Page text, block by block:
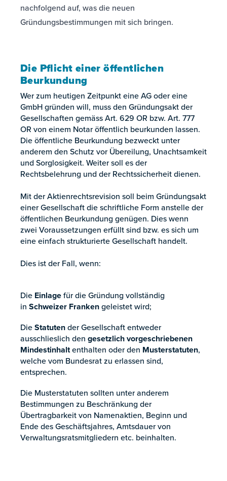
nachfolgend auf, was die neuen
Gründungsbestimmungen mit sich bringen.
Die Pflicht einer öffentlichen
Beurkundung
Wer zum heutigen Zeitpunkt eine AG oder eine
GmbH gründen will, muss den Gründungsakt der
Gesellschaften gemäss Art. 629 OR bzw. Art. 777
OR von einem Notar öffentlich beurkunden lassen.
Die öffentliche Beurkundung bezweckt unter
anderem den Schutz vor Übereilung, Unachtsamkeit
und Sorglosigkeit. Weiter soll es der
Rechtsbelehrung und der Rechtssicherheit dienen.
Mit der Aktienrechtsrevision soll beim Gründungsakt
einer Gesellschaft die schriftliche Form anstelle der
öffentlichen Beurkundung genügen. Dies wenn
zwei Voraussetzungen erfüllt sind bzw. es sich um
eine einfach strukturierte Gesellschaft handelt.
Dies ist der Fall, wenn:
Die Einlagefür die Gründung vollständig
in Schweizer Frankengeleistet wird;
DieStatutender Gesellschaft entweder
ausschlieslich den gesetzlich vorgeschriebenen
Mindestinhaltenthalten oder den Musterstatuten,
welche vom Bundesrat zu erlassen sind,
entsprechen.
Die Musterstatuten sollten unter anderem
Bestimmungen zu Beschränkung der
Übertragbarkeit von Namenaktien, Beginn und
Ende des Geschäftsjahres, Amtsdauer von
Verwaltungsratsmitgliedern etc. beinhalten.